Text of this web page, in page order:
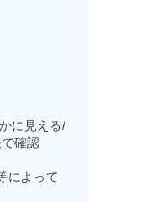
に見える/
確認
によって